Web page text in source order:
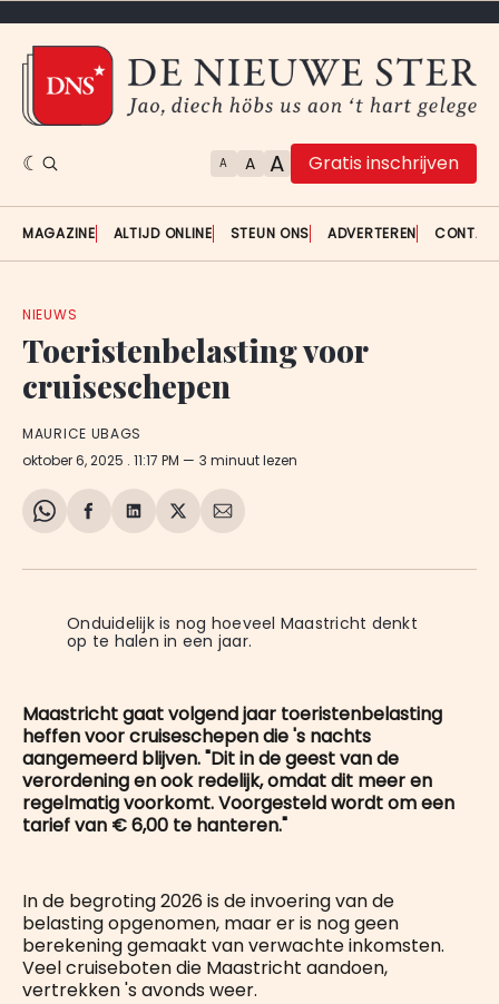
A A A Gratis inschrijven
MAGAZINE ALTIJD ONLINE STEUN ONS ADVERTEREN
NIEUWS
Toeristenbelasting voor
cruiseschepen
MAURICE UBAGS
oktober 6, 2025 . 11:17 PM 3 minuut lezen
Share
WhatsApp
Delen
Facebook
Delen
LinkedIn
Share
X
Deel
E-
Onduidelijk is nog hoeveel Maastricht denkt
op te halen in een jaar.
Maastricht gaat volgend jaar toeristenbelasting
heffen voor cruiseschepen die 's nachts
aangemeerd blijven. "Dit in de geest van de
verordening en ook redelijk, omdat dit meer en
regelmatig voorkomt. Voorgesteld wordt om een
tarief van € 6,00 te hanteren."
In de begroting 2026 is de invoering van de
belasting opgenomen, maar er is nog geen
berekening gemaakt van verwachte inkomsten.
Veel cruiseboten die Maastricht aandoen,
vertrekken 's avonds weer.